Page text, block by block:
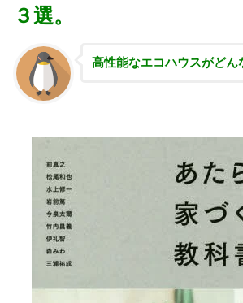
３選。
高性能なエコハウスがどん